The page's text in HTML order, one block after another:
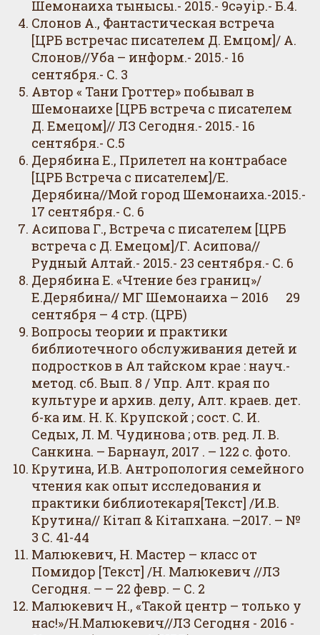
Шемонаиха тынысы.- 2015.- 9сәуір.- Б.4.
Слонов А., Фантастическая встреча
[ЦРБ встречас писателем Д. Емцом]/ А.
Слонов//Уба – информ.- 2015.- 16
сентября.- С. 3
Автор « Тани Гроттер» побывал в
Шемонаихе [ЦРБ встреча с писателем
Д. Емецом]// ЛЗ Сегодня.- 2015.- 16
сентября.- С.5
Дерябина Е., Прилетел на контрабасе
[ЦРБ Встреча с писателем]/Е.
Дерябина//Мой город Шемонаиха.-2015.-
17 сентября.- С. 6
Асипова Г., Встреча с писателем [ЦРБ
встреча с Д. Емецом]/Г. Асипова//
Рудный Алтай.- 2015.- 23 сентября.- С. 6
Дерябина Е. «Чтение без границ»/
Е.Дерябина// МГ Шемонаиха – 2016 29
сентября – 4 стр. (ЦРБ)
Вопросы теории и практики
библиотечного обслуживания детей и
подростков в Ал тайском крае : науч.-
метод. сб. Вып. 8 / Упр. Алт. края по
культуре и архив. делу, Алт. краев. дет.
б-ка им. Н. К. Крупской ; сост. С. И.
Седых, Л. М. Чудинова ; отв. ред. Л. В.
Санкина. – Барнаул, 2017 . – 122 с. фото.
Крутина, И.В. Антропология семейного
чтения как опыт исследования и
практики библиотекаря[Текст] /И.В.
Крутина// Кітап & Кітапхана. –2017. – №
3 С. 41-44
Малюкевич, Н. Мастер – класс от
Помидор [Текст] /Н. Малюкевич //ЛЗ
Сегодня. – – 22 февр. – С. 2
Малюкевич Н., «Такой центр – только у
нас!»/Н.Малюкевич//ЛЗ Сегодня - 2016 -